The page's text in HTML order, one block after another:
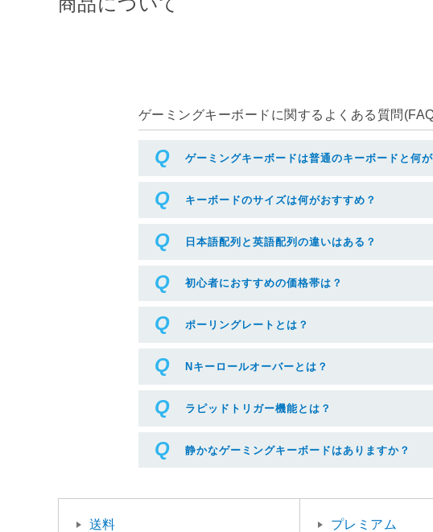
ゲーミングキーボードに関するよくある質問
ゲーミングキーボードは普通のキーボードと何が
キーボードのサイズは何がおすすめ？
日本語配列と英語配列の違いはある？
初心者におすすめの価格帯は？
ポーリングレートとは？
Nキーロールオーバーとは？
ラピッドトリガー機能とは？
静かなゲーミングキーボードはありますか？
送料 プレミアム